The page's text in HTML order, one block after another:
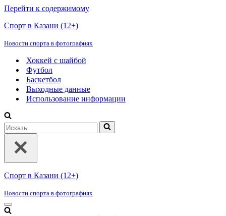
Перейти к содержимому
Спорт в Казани (12+)
Новости спорта в фотографиях
Хоккей с шайбой
Футбол
Баскетбол
Выходные данные
Использование информации
Искать...
Спорт в Казани (12+)
Новости спорта в фотографиях
Меню